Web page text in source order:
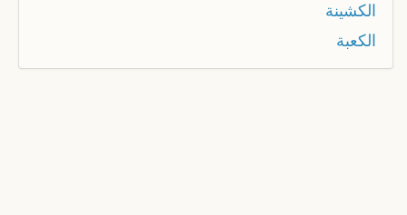
الكشينة
الكعبة